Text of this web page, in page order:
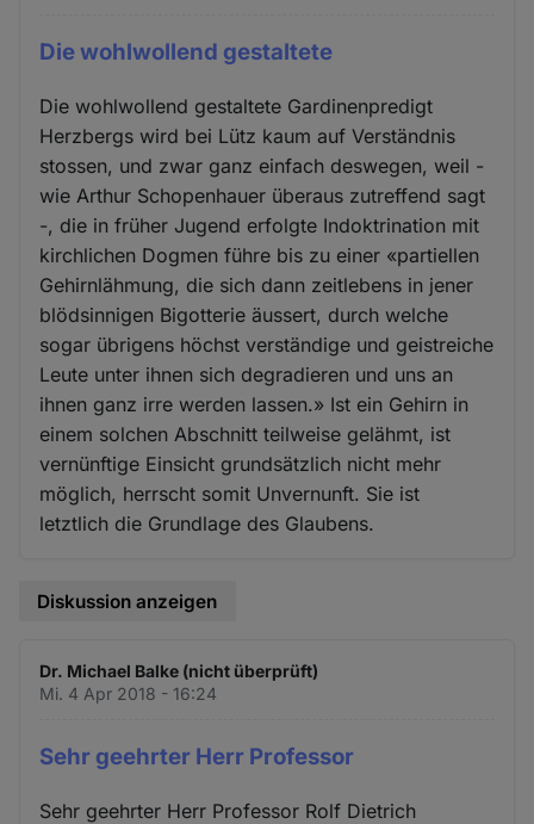
Die wohlwollend gestaltete
Die wohlwollend gestaltete Gardinenpredigt
Herzbergs wird bei Lütz kaum auf Verständnis
stossen, und zwar ganz einfach deswegen, weil -
wie Arthur Schopenhauer überaus zutreffend sagt
-, die in früher Jugend erfolgte Indoktrination mit
kirchlichen Dogmen führe bis zu einer «partiellen
Gehirnlähmung, die sich dann zeitlebens in jener
blödsinnigen Bigotterie äussert, durch welche
sogar übrigens höchst verständige und geistreiche
Leute unter ihnen sich degradieren und uns an
ihnen ganz irre werden lassen.» Ist ein Gehirn in
einem solchen Abschnitt teilweise gelähmt, ist
vernünftige Einsicht grundsätzlich nicht mehr
möglich, herrscht somit Unvernunft. Sie ist
letztlich die Grundlage des Glaubens.
Diskussion anzeigen
Dr. Michael Balke (nicht überprüft)
Mi. 4 Apr 2018 - 16:24
Sehr geehrter Herr Professor
Sehr geehrter Herr Professor Rolf Dietrich